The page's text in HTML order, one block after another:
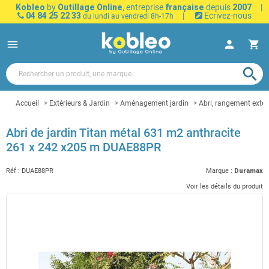
Kobleo by Outillage Online, entreprise française depuis 2007
|
04 84 25 22 33 du lundi au vendredi 8h-17h | Ecrivez-nous
menu person shopping_cart
search
Accueil Extérieurs & Jardin Aménagement jardin Abri, rangement
Abri de jardin Titan métal 631 m2 anthracite
261 x 242 x205 m DUAE88PR
Réf : DUAE88PR Marque : Duramax
Voir les détails du produit